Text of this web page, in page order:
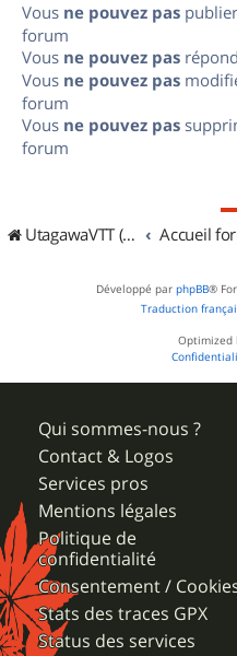
Vous ne pouvez pas
forum
Vous ne pouvez pas
Vous ne pouvez pas
forum
Vous ne pouvez pas
forum
UtagawaVTT (Randos VTT et VTTAE avec traces GPS) Accueil
Développé par phpBB®
Traduction
Optimized
Qui sommes-nous ?
Contact & Logos
Services pros
Mentions légales
Politique de
confidentialité
Consentement /
Stats des traces GPX
Status des services